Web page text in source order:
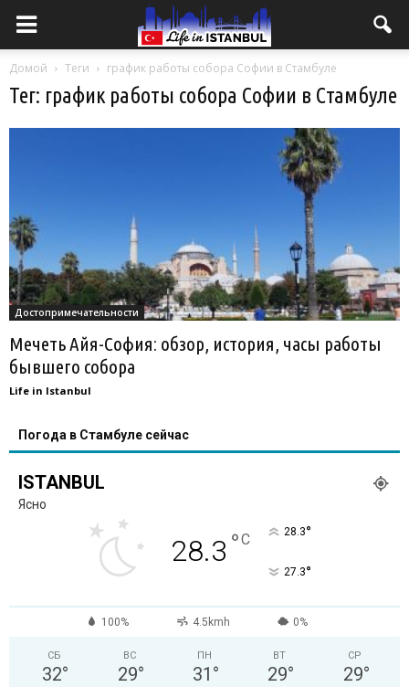
Домой Теги график работы собора Софии в Стамбуле
Тег: график работы собора Софии в Стамбуле
Достопримечательности
Мечеть Айя-София: обзор, история, часы работы
бывшего собора
Life in Istanbul
Погода в Стамбуле сейчас
ISTANBUL
Ясно
28.3 °C 28.3°
27.3°
100% 4.5kmh 0%
СБ
32°
ВС
29°
ПН
31 °
ВТ
29°
СР
29°